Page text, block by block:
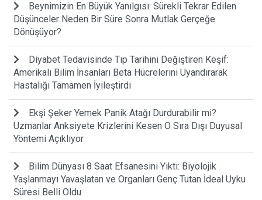
Beynimizin En Büyük Yanılgısı: Sürekli Tekrar Edilen
Düşünceler Neden Bir Süre Sonra Mutlak Gerçeğe
Dönüşüyor?
Diyabet Tedavisinde Tıp Tarihini Değiştiren Keşif:
Amerikalı Bilim İnsanları Beta Hücrelerini Uyandırarak
Hastalığı Tamamen İyileştirdi
Ekşi Şeker Yemek Panik Atağı Durdurabilir mi?
Uzmanlar Anksiyete Krizlerini Kesen O Sıra Dışı Duyusal
Yöntemi Açıklıyor
Bilim Dünyası 8 Saat Efsanesini Yıktı: Biyolojik
Yaşlanmayı Yavaşlatan ve Organları Genç Tutan İdeal Uyku
Süresi Belli Oldu